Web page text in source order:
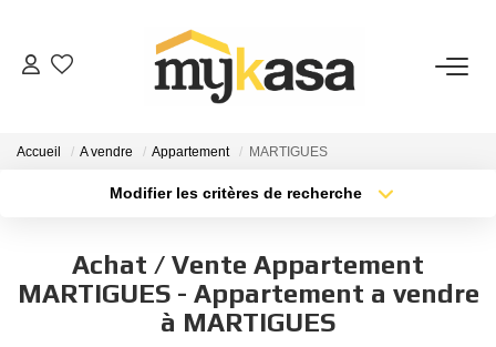
VENTES
PARRAINAGE
Accueil A vendre Appartement MARTIGUES
Modifier les critères de recherche
Sélectionnez...
Type de bien
Surface min
Achat / Vente Appartement
MARTIGUES - Appartement a vendre
à MARTIGUES